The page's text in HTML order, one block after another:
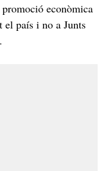
econòmica
el país i no a Junts